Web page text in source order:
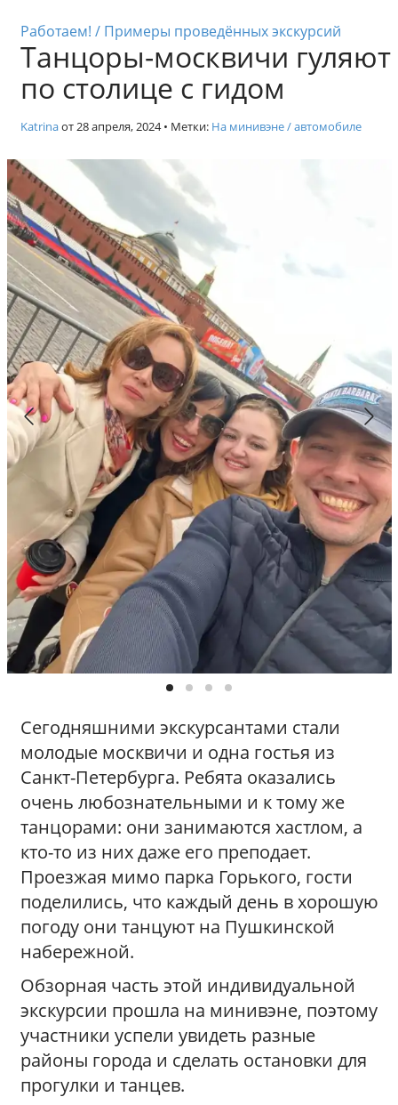
с
к
у
р
и
о
с
к
в
е
Г
и
д
п
о
М
о
с
в
е
/
Р
а
д
у
с
Индивидуальные
Работаем! / Примеры проведённых экскурсий
Танцоры-москвичи гуляют
по столице с гидом
Katrinaот28 апреля, 2024• Метки: На минивэне / автомобиле
Сегодняшними экскурсантами стали
молодые москвичи и одна гостья из
Санкт-Петербурга. Ребята оказались
очень любознательными и к тому же
танцорами: они занимаются хастлом, а
кто-то из них даже его преподает.
Проезжая мимо парка Горького, гости
поделились, что каждый день в хорошую
погоду они танцуют на Пушкинской
набережной.
Обзорная часть этой индивидуальной
экскурсии прошла на минивэне, поэтому
участники успели увидеть разные
районы города и сделать остановки для
прогулки и танцев.